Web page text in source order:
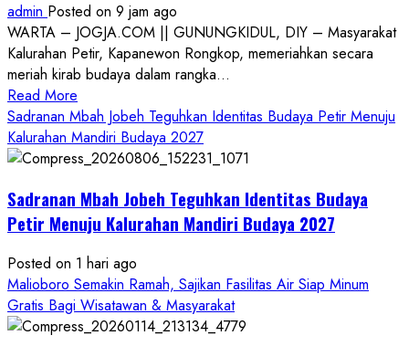
admin Posted on 9 jam ago
WARTA – JOGJA.COM || GUNUNGKIDUL, DIY – Masyarakat
Kalurahan Petir, Kapanewon Rongkop, memeriahkan secara
meriah kirab budaya dalam rangka...
Read More
more
about
Bersama
Gunungkidul
Antusiasme
Warnai
Kirab
Budaya
Sadranan
Sadranan Mbah Jobeh Teguhkan Identitas Budaya Petir Menuju
Kalurahan Mandiri Budaya 2027
Sadranan Mbah Jobeh Teguhkan Identitas Budaya
Petir Menuju Kalurahan Mandiri Budaya 2027
Posted on 1 hari ago
Malioboro Semakin Ramah, Sajikan Fasilitas Air Siap Minum
Gratis Bagi Wisatawan & Masyarakat